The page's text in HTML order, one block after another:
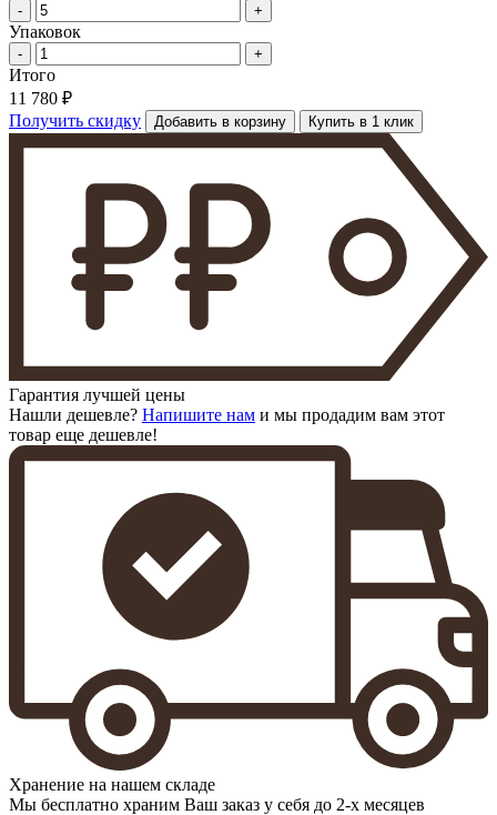
-
+
Упаковок
- +
Итого
11 780 ₽
Получить скидку
Добавить в корзину Купить в 1 клик
Гарантия лучшей цены
Нашли дешевле? Напишите нам и мы продадим вам этот
товар еще дешевле!
Хранение на нашем складе
Мы бесплатно храним Ваш заказ у себя до 2-х месяцев